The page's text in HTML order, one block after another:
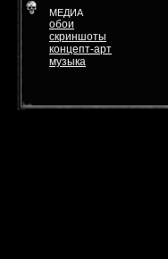
МЕДИА
обои
скриншоты
концепт-арт
музыка